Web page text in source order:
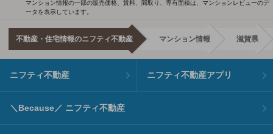
マンション情報の一部の販売価格、賃料、間取り、専有面積は、マンションレビューのデ
ータを表示しています。
不動産・住宅情報のニフティ不動産 マンション情報 滋賀県
ニフティ不動産 ニフティ不動産アプリ
＼Because／ ニフティ不動産